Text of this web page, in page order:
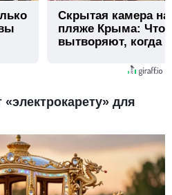
Скрытая камера на
пляже Крыма: Что
вытворяют, когда
для